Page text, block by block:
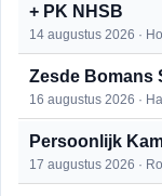
+ PK NHSB
14 augustus 2026 ·
Zesde Bomans
16 augustus 2026 ·
Persoonlijk
17 augustus 2026 ·